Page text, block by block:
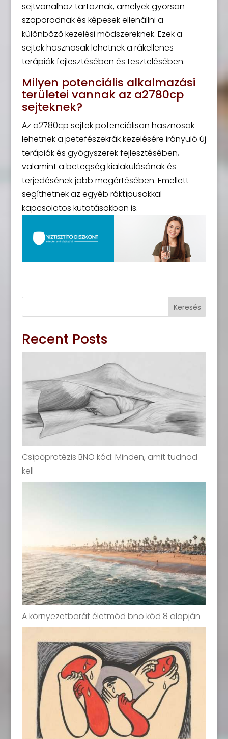
sejtvonalhoz tartoznak, amelyek gyorsan
szaporodnak és képesek ellenállni a
különböző kezelési módszereknek. Ezek a
sejtek hasznosak lehetnek a rákellenes
terápiák fejlesztésében és tesztelésében.
Milyen potenciális alkalmazási
területei vannak az a2780cp
sejteknek?
Az a2780cp sejtek potenciálisan hasznosak
lehetnek a petefészekrák kezelésére irányuló új
terápiák és gyógyszerek fejlesztésében,
valamint a betegség kialakulásának és
terjedésének jobb megértésében. Emellett
segíthetnek az egyéb ráktípusokkal
kapcsolatos kutatásokban is.
Keresés
Recent Posts
Csípőprotézis BNO kód: Minden, amit tudnod
kell
A környezetbarát életmód bno kód 8 alapján